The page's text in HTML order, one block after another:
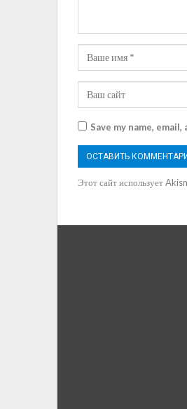
Save my name,
Этот сайт использует